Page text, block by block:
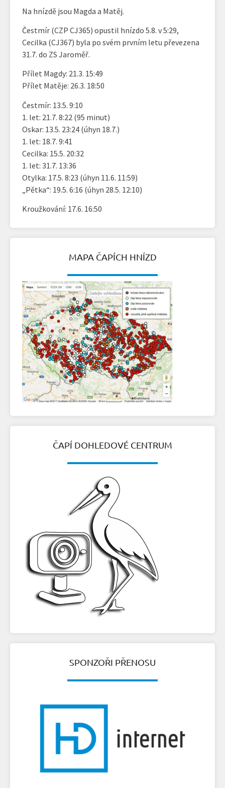
Na hnízdě jsou Magda a Matěj.
Čestmír (CZP CJ365) opustil hnízdo 5.8. v 5:29,
Cecilka (CJ367) byla po svém prvním letu převezena
31.7. do ZS Jaroměř.
Přílet Magdy: 21.3. 15:49
Přílet Matěje: 26.3. 18:50
Čestmír: 13.5. 9:10
1. let: 21.7. 8:22 (95 minut)
Oskar: 13.5. 23:24 (úhyn 18.7.)
1. let: 18.7. 9:41
Cecilka: 15.5. 20:32
1. let: 31.7. 13:36
Otylka: 17.5. 8:23 (úhyn 11.6. 11:59)
„Pětka“: 19.5. 6:16 (úhyn 28.5. 12:10)
Kroužkování: 17.6. 16:50
MAPA ČAPÍCH HNÍZD
ČAPÍ DOHLEDOVÉ CENTRUM
SPONZOŘI PŘENOSU